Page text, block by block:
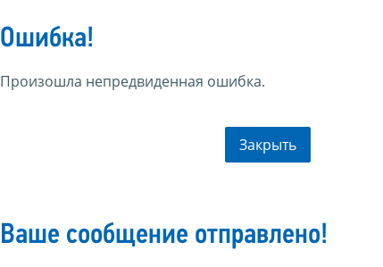
Ошибка!
Произошла непредвиденная ошибка.
Закрыть
Ваше сообщение отправлено!